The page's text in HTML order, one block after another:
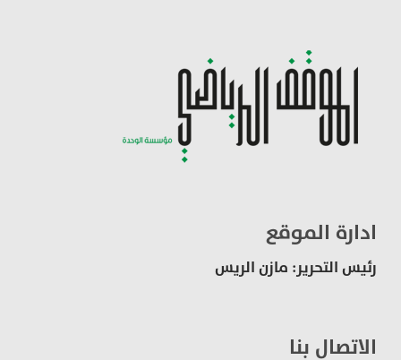
ادارة الموقع
رئيس التحرير: مازن الريس
الاتصال بنا